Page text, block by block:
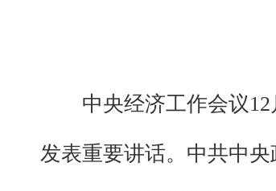
中央经济工作会议
发表重要讲话。中共中